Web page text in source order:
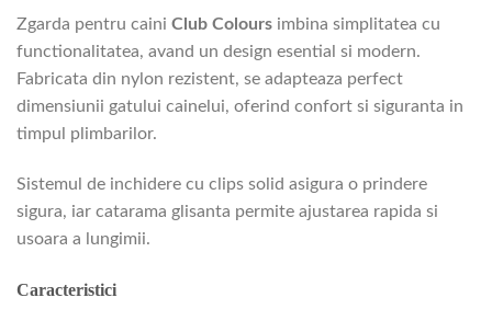
Zgarda pentru caini Club Colours imbina simplitatea cu
functionalitatea, avand un design esential si modern.
Fabricata din nylon rezistent, se adapteaza perfect
dimensiunii gatului cainelui, oferind confort si siguranta in
timpul plimbarilor.
Sistemul de inchidere cu clips solid asigura o prindere
sigura, iar catarama glisanta permite ajustarea rapida si
usoara a lungimii.
Caracteristici